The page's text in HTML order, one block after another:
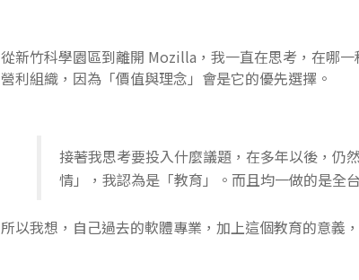
從新竹科學園區到離開 Mozilla，我一直在思考，在哪
營利組織，因為「價值與理念」會是它的優先選擇。
接著我思考要投入什麼議題，在多年以後，仍
情」，我認為是「教育」。而且均一做的是全
所以我想，自己過去的軟體專業，加上這個教育的意義